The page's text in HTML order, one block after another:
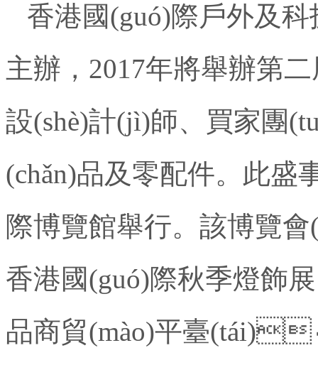
香港國(guó)際戶外及科
主辦， 2017年將舉辦第二
設(shè)計(jì)師、買家團
(chǎn)品及零配件。
際博覽館舉行。該博覽
香港國(guó)際秋季燈飾展
品商貿(mào)平臺(tái)